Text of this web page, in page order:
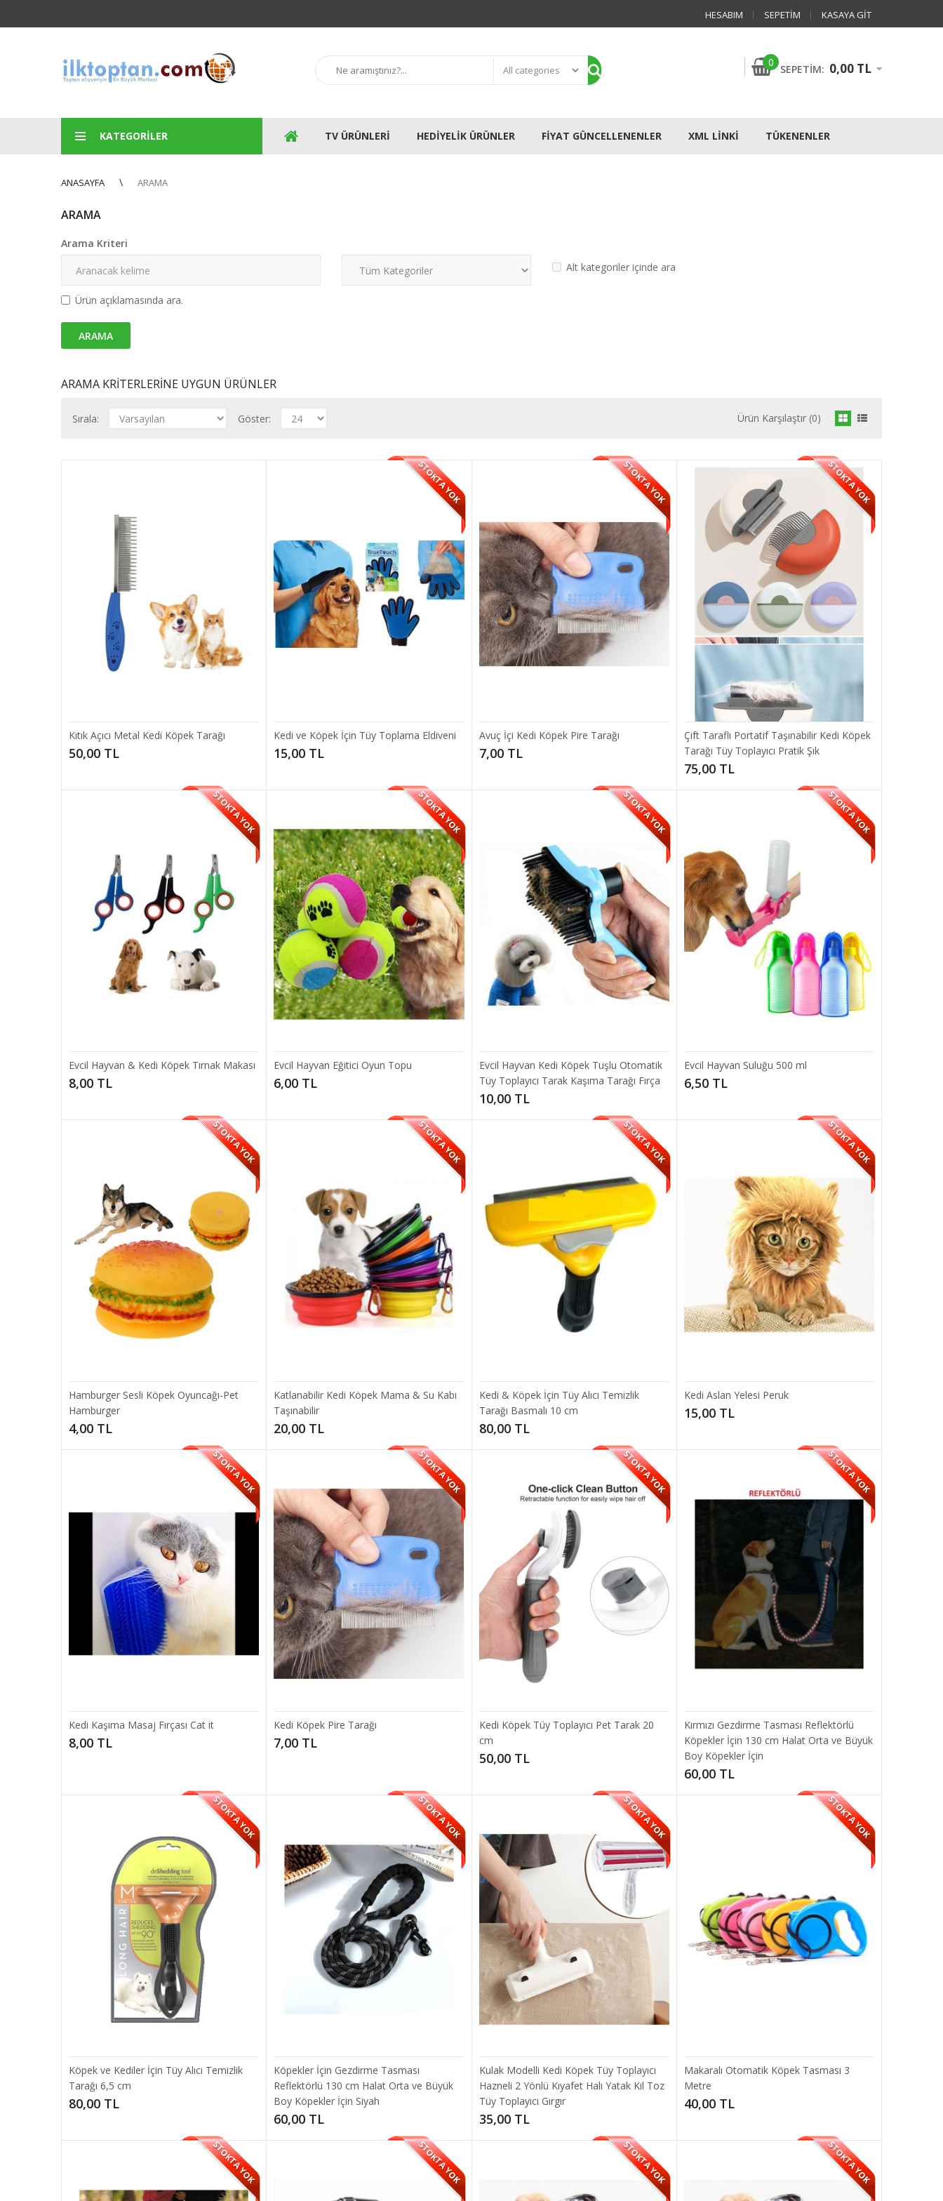
HESABIM SEPETIM KASAYA GIT
0
SEPETIM: 0,00 TL
KATEGORILER TV ÜRÜNLERI HEDIYELIK ÜRÜNLER FIYAT GÜNCELLENENLER XML LINKI TÜKENENLER
ANASAYFA ARAMA
ARAMA
Arama Kriteri
Alt kategoriler içinde ara
Ürün açıklamasında ara.
ARAMA KRITERLERINE UYGUN ÜRÜNLER
Ürün Karşılaştır (0)
Sırala: Göster:
Kıtık Açıcı Metal Kedi Köpek Tarağı
Tüy Açıcı Kedi Köpek Tarağı Tek Taraflı Metal Tarak. Sevimli dostlarınızın karışan tüylerini açmak
50,00 TL
SEPETE EKLE
Add to compare
Add to wishlist
Kedi ve Köpek İçin Tüy Toplama Eldiveni
Tüy Toplam Eldiveni Hem petinizin tüylerini toplarken, hemde ona masaj etkisi yapan bu
15,00 TL
SEPETE EKLE
Add to compare
Kedi ve köpekler için tasarlanmış avuç içi pire tarağı.Ürün Özellikleri;Kedi ve köpekleri bit ve pir..
SEPETE EKLE
Add to wishlist
Çift Taraflı Portatif Taşınabilir Kedi Köpek Tarağı Tüy Toplayıcı Pratik Şık
75,00 TL
Add to wishlist
Evcil Hayvan & Kedi Köpek Tırnak Makası
Evcil hayvanlarınızın bakımını pet tırnak makası ile kolayca yapabilirsiniz.Ürün Özellikleri;Kedi , ..
8,00 TL
SEPETE EKLE
Evcil Hayvan Eğitici Oyun Topu
Kedi Oyuncağı eğitici top . Üzeri keçe kaplamadır. Kedinizin tırnaklarına zarar verm..
6,00 TL
SEPETE EKLE
Add to compare
Add to wishlist
Evcil Hayvan Kedi Köpek Tuşlu Otomatik Tüy Toplayıcı Tarak Kaşıma Tarağı
Kıtık Açıcı Metal Kedi Köpek Tarağı
50,00 TL
Kedi ve Köpek İçin Tüy Toplama Eldiveni
STOKTA YOK
15,00 TL
Avuç İçi Kedi Köpek Pire Tarağı
STOKTA YOK
7,00 TL
Çift Taraflı Portatif Taşınabilir Kedi Köpek
Tarağı Tüy Toplayıcı Pratik Şık
STOKTA YOK
75,00 TL
Evcil Hayvan & Kedi Köpek Tırnak Makası
STOKTA YOK
8,00 TL
Evcil Hayvan Eğitici Oyun Topu
STOKTA YOK
6,00 TL
Evcil Hayvan Kedi Köpek Tuşlu Otomatik
Tüy Toplayıcı Tarak Kaşıma Tarağı Fırça
STOKTA YOK
10,00 TL
Evcil Hayvan Suluğu 500 ml
STOKTA YOK
6,50 TL
Hamburger Sesli Köpek Oyuncağı-Pet
Hamburger
STOKTA YOK
4,00 TL
Katlanabilir Kedi Köpek Mama & Su Kabı
Taşınabilir
STOKTA YOK
20,00 TL
Kedi & Köpek İçin Tüy Alıcı Temizlik
Tarağı Basmalı 10 cm
STOKTA YOK
80,00 TL
Kedi Aslan Yelesi Peruk
STOKTA YOK
15,00 TL
Kedi Kaşıma Masaj Fırçası Cat it
STOKTA YOK
8,00 TL
Kedi Köpek Pire Tarağı
STOKTA YOK
7,00 TL
Kedi Köpek Tüy Toplayıcı Pet Tarak 20
cm
STOKTA YOK
50,00 TL
Kırmızı Gezdirme Tasması Reflektörlü
Köpekler İçin 130 cm Halat Orta ve Büyük
Boy Köpekler İçin
STOKTA YOK
60,00 TL
Köpek ve Kediler İçin Tüy Alıcı Temizlik
Tarağı 6,5 cm
STOKTA YOK
80,00 TL
Köpekler İçin Gezdirme Tasması
Reflektörlü 130 cm Halat Orta ve Büyük
Boy Köpekler İçin Siyah
STOKTA YOK
60,00 TL
Kulak Modelli Kedi Köpek Tüy Toplayıcı
Hazneli 2 Yönlü Kıyafet Halı Yatak Kıl Toz
Tüy Toplayıcı Gırgır
STOKTA YOK
35,00 TL
Makaralı Otomatik Köpek Tasması 3
Metre
STOKTA YOK
40,00 TL
STOKTA YOK STOKTA YOK STOKTA YOK STOKTA YOK